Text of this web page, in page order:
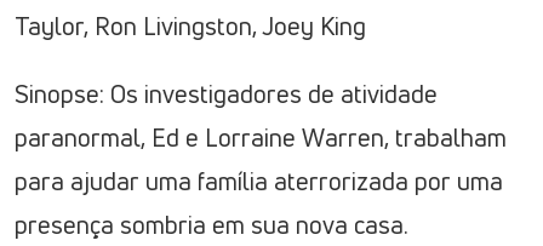
Taylor, Ron Livingston, Joey King
Sinopse: Os investigadores de atividade
paranormal, Ed e Lorraine Warren, trabalham
para ajudar uma família aterrorizada por uma
presença sombria em sua nova casa.